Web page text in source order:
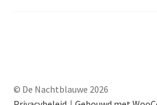
© De Nachtblauwe 2026